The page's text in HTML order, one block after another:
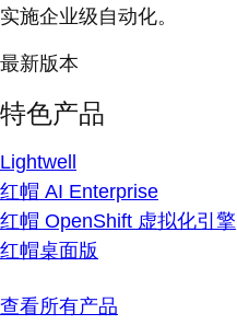
实施企业级自动化。
最新版本
特色产品
Lightwell
红帽 AI Enterprise
红帽 OpenShift 虚拟化引擎
红帽桌面版
查看所有产品